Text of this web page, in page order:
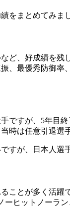
をまとめてみま
ど、好成績を残
、最優秀防御
ですが、5年目
時は任意引退選
すが、日本人
ことが多く活躍
ヒットノーラ